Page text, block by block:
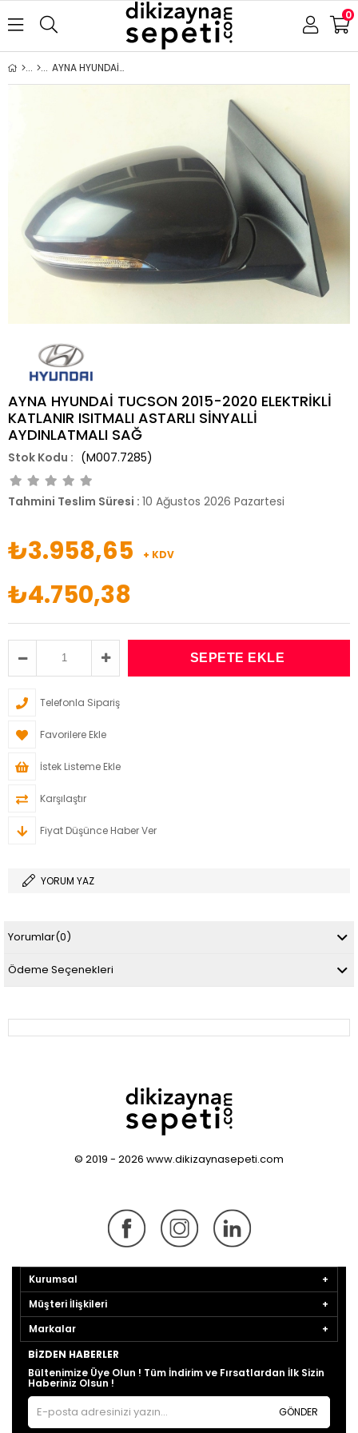
0
AYNA HYUNDAİ TUCSON 2015-2020 ELEKTRİKLİ KATLANIR ISITMALI ASTARLI SİNYALLİ AYDINLATMALI SAĞ
AYNA HYUNDAİ TUCSON 2015-2020 ELEKTRİKLİ
KATLANIR ISITMALI ASTARLI SİNYALLİ
AYDINLATMALI SAĞ
(M007.7285)
Tahmini Teslim Süresi : 10 Ağustos 2026 Pazartesi
₺3.958,65 + KDV
₺4.750,38
Telefonla Sipariş
Favorilere Ekle
İstek Listeme Ekle
Karşılaştır
Fiyat Düşünce Haber Ver
YORUM YAZ
Yorumlar(0)
Ödeme Seçenekleri
© 2019 - 2026 www.dikizaynasepeti.com
Kurumsal
Müşteri İlişkileri
Markalar
BIZDEN HABERLER
Bültenimize Üye Olun ! Tüm İndirim ve Fırsatlardan İlk Sizin
Haberiniz Olsun !
GÖNDER